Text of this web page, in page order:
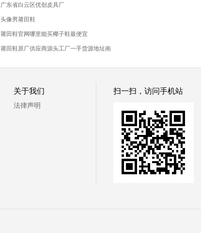
广东省白云区优创皮具厂
头像男莆田鞋
莆田鞋官网哪里能买椰子鞋最便宜
莆田鞋原厂供应商源头工厂一手货源地址南
关于我们
法律声明
扫一扫，访问手机站